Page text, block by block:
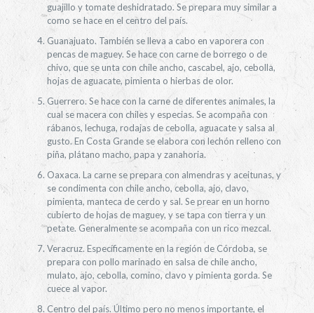
guajillo y tomate deshidratado. Se prepara muy similar a
como se hace en el centro del país.
Guanajuato. También se lleva a cabo en vaporera con
pencas de maguey. Se hace con carne de borrego o de
chivo, que se unta con chile ancho, cascabel, ajo, cebolla,
hojas de aguacate, pimienta o hierbas de olor.
Guerrero. Se hace con la carne de diferentes animales, la
cual se macera con chiles y especias. Se acompaña con
rábanos, lechuga, rodajas de cebolla, aguacate y salsa al
gusto. En Costa Grande se elabora con lechón relleno con
piña, plátano macho, papa y zanahoria.
Oaxaca. La carne se prepara con almendras y aceitunas, y
se condimenta con chile ancho, cebolla, ajo, clavo,
pimienta, manteca de cerdo y sal. Se prear en un horno
cubierto de hojas de maguey, y se tapa con tierra y un
petate. Generalmente se acompaña con un rico mezcal.
Veracruz. Específicamente en la región de Córdoba, se
prepara con pollo marinado en salsa de chile ancho,
mulato, ajo, cebolla, comino, clavo y pimienta gorda. Se
cuece al vapor.
Centro del país. Último pero no menos importante, el